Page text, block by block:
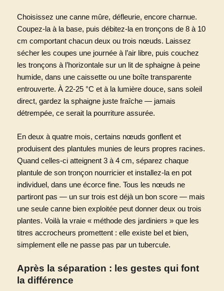
Choisissez une canne mûre, défleurie, encore charnue.
Coupez-la à la base, puis débitez-la en tronçons de 8 à 10
cm comportant chacun deux ou trois nœuds. Laissez
sécher les coupes une journée à l’air libre, puis couchez
les tronçons à l’horizontale sur un lit de sphaigne à peine
humide, dans une caissette ou une boîte transparente
entrouverte. À 22-25 °C et à la lumière douce, sans soleil
direct, gardez la sphaigne juste fraîche — jamais
détrempée, ce serait la pourriture assurée.
En deux à quatre mois, certains nœuds gonflent et
produisent des plantules munies de leurs propres racines.
Quand celles-ci atteignent 3 à 4 cm, séparez chaque
plantule de son tronçon nourricier et installez-la en pot
individuel, dans une écorce fine. Tous les nœuds ne
partiront pas — un sur trois est déjà un bon score — mais
une seule canne bien exploitée peut donner deux ou trois
plantes. Voilà la vraie « méthode des jardiniers » que les
titres accrocheurs promettent : elle existe bel et bien,
simplement elle ne passe pas par un tubercule.
Après la séparation : les gestes qui font
la différence